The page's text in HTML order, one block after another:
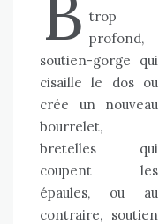
trop
profond,
soutien-gorge qui
cisaille le dos ou
crée un nouveau
bourrelet,
bretelles qui
coupent les
épaules, ou au
contraire, soutien